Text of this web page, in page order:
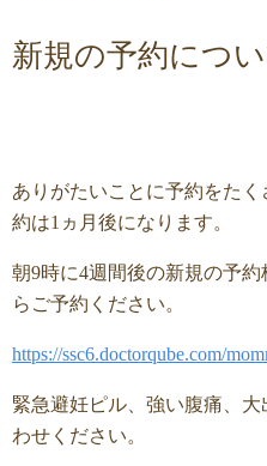
ッ新規の予約につ
ありがたいことに予約をた
約は1ヵ月後になります。
朝9時に4週間後の新規の予
らご予約ください。
https://ssc6.doctorqube.com/
緊急避妊ピル、強い腹痛、
わせください。